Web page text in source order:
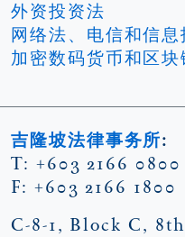
外资投资法
⽹络法、电信和信息
加密数码货币和区块
吉隆坡法律事务所:
T: +603 2166 0800
F: +603 2166 1800
C-8-1, Block C,